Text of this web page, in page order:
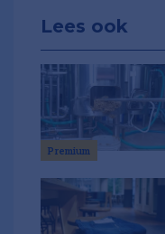
Lees ook
Premium